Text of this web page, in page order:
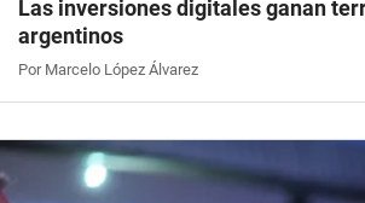
Las inversiones digitales ganan
argentinos
Por Marcelo López Álvarez